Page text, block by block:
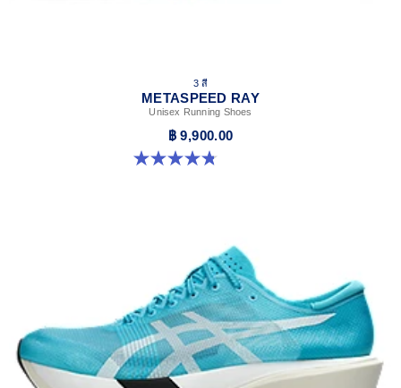
3 สี
METASPEED RAY
Unisex Running Shoes
฿ 9,900.00
4.8 จาก 5 ดาว 186 รีวิว